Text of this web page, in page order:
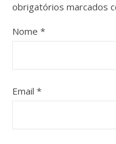
obrigatórios marcados
Nome *
Email *